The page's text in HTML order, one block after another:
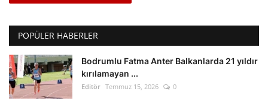
POPÜLER HABERLER
Bodrumlu Fatma Anter Balkanlarda 21 yıldır
kırılamayan ...
Editör Temmuz 15, 2026 0